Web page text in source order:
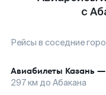
с
Рейсы в соседние
Авиабилеты Казань —
297км до Абакана